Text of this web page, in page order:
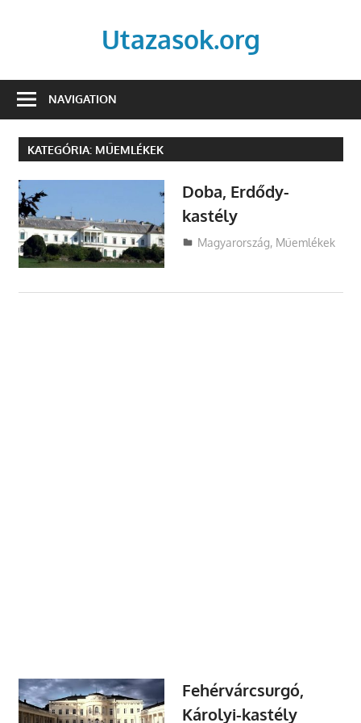
Utazasok.org
NAVIGATION
KATEGÓRIA: MŰEMLÉKEK
Doba, Erdődy-
kastély
Utazasok.org
Magyarország, Műemlékek
Fehérvárcsurgó,
Károlyi-kastély